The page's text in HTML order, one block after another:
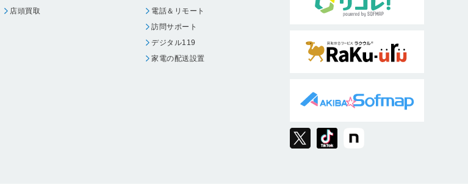
店頭買取
電話＆リモート
訪問サポート
デジタル119
家電の配送設置